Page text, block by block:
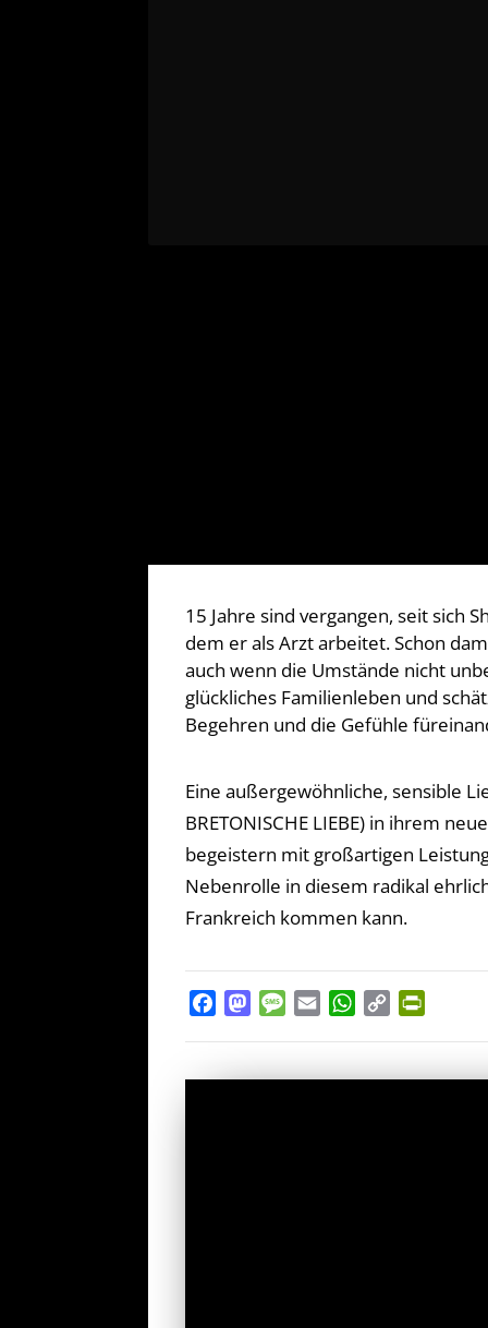
15 Jahre sind vergangen, seit sich
dem er als Arzt arbeitet. Schon
auch wenn die Umstände nicht
glückliches Familienleben und
Begehren und die Gefühle
Eine außergewöhnliche, sensible
BRETONISCHE LIEBE) in ihrem
begeistern mit großartigen
Nebenrolle in diesem radikal
Frankreich kommen kann.
FacebookMastodon
Message
Email WhatsApp
Copy